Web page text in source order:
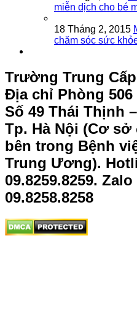
miễn dịch cho bé
18 Tháng 2, 2015
chăm sóc sức
Trường Trung
Địa chỉ Phòng 506
Số 49 Thái Thịnh
Tp. Hà Nội (Cơ
bên trong Bệnh
Trung Ương).
09.8259.8259.
09.8258.8258